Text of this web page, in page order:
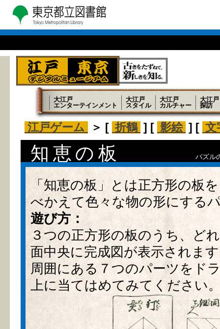
大江戸
エンターテインメント
大江戸
スタイル
大江戸
カルチャー
大江戸
探訪
江戸ゲーム ＞ [ 折鶴 ] [ 影絵 ] [ 文
知恵の板 パズル
「知恵の板」とは正方形の板
べかえて色々な物の形にする
遊び方：
３つの正方形の板のうち、ど
面中央に完成図が表示されま
周囲にある７つのパーツをド
上に当てはめてみてください